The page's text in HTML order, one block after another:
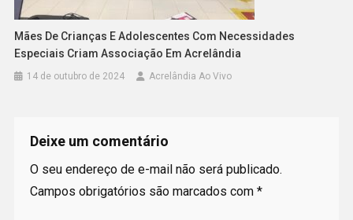
Mães De Crianças E Adolescentes Com Necessidades
Especiais Criam Associação Em Acrelândia
14 de outubro de 2024 Acrelândia Ao Vivo
Deixe um comentário
O seu endereço de e-mail não será publicado.
Campos obrigatórios são marcados com *